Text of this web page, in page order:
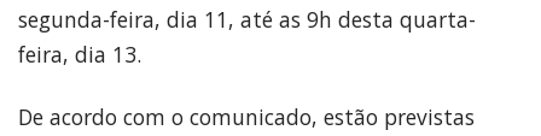
segunda-feira, dia 11, até as 9h desta quarta-
feira, dia 13.
De acordo com o comunicado, estão previstas